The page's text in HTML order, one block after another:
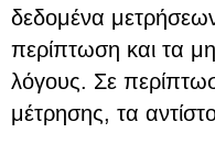
δεδομένα
περίπτωση και τα
λόγους. Σε
μέτρησης, τα